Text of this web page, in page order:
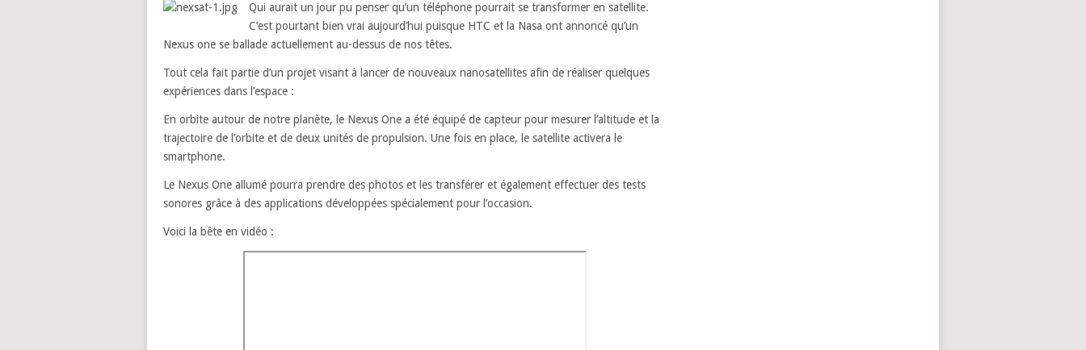
Qui aurait un jour pu penser qu’un téléphone pourrait se transformer en satellite.
C’est pourtant bien vrai aujourd’hui puisque HTC et la Nasa ont annoncé qu’un
Nexus one se ballade actuellement au-dessus de nos têtes.
Tout cela fait partie d’un projet visant à lancer de nouveaux nanosatellites afin de réaliser quelques
expériences dans l’espace :
En orbite autour de notre planète, le Nexus One a été équipé de capteur pour mesurer l’altitude et la
trajectoire de l’orbite et de deux unités de propulsion. Une fois en place, le satellite activera le
smartphone.
Le Nexus One allumé pourra prendre des photos et les transférer et également effectuer des tests
sonores grâce à des applications développées spécialement pour l’occasion.
Voici la bête en vidéo :